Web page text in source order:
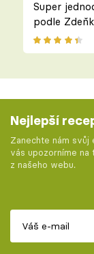
Super
podle
Nejlepší
Zanechte nám svůj
vás upozorníme
z našeho webu.